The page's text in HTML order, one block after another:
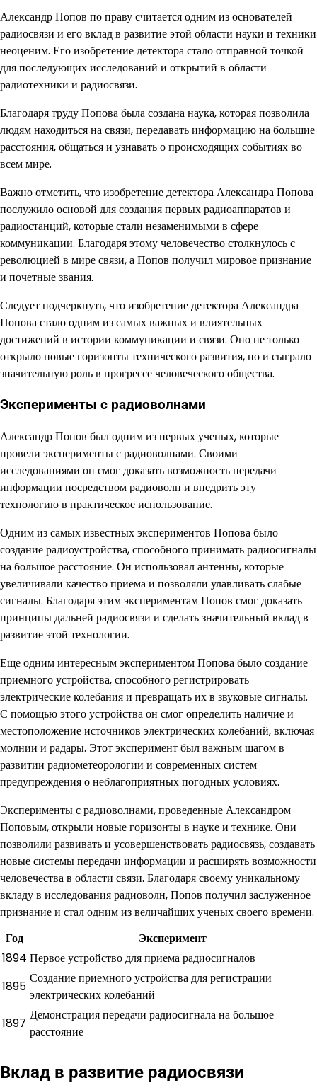
Александр Попов по праву считается одним из основателей
радиосвязи и его вклад в развитие этой области науки и техники
неоценим. Его изобретение детектора стало отправной точкой
для последующих исследований и открытий в области
радиотехники и радиосвязи.
Благодаря труду Попова была создана наука, которая позволила
людям находиться на связи, передавать информацию на большие
расстояния, общаться и узнавать о происходящих событиях во
всем мире.
Важно отметить, что изобретение детектора Александра Попова
послужило основой для создания первых радиоаппаратов и
радиостанций, которые стали незаменимыми в сфере
коммуникации. Благодаря этому человечество столкнулось с
революцией в мире связи, а Попов получил мировое признание
и почетные звания.
Следует подчеркнуть, что изобретение детектора Александра
Попова стало одним из самых важных и влиятельных
достижений в истории коммуникации и связи. Оно не только
открыло новые горизонты технического развития, но и сыграло
значительную роль в прогрессе человеческого общества.
Эксперименты с радиоволнами
Александр Попов был одним из первых ученых, которые
провели эксперименты с радиоволнами. Своими
исследованиями он смог доказать возможность передачи
информации посредством радиоволн и внедрить эту
технологию в практическое использование.
Одним из самых известных экспериментов Попова было
создание радиоустройства, способного принимать радиосигналы
на большое расстояние. Он использовал антенны, которые
увеличивали качество приема и позволяли улавливать слабые
сигналы. Благодаря этим экспериментам Попов смог доказать
принципы дальней радиосвязи и сделать значительный вклад в
развитие этой технологии.
Еще одним интересным экспериментом Попова было создание
приемного устройства, способного регистрировать
электрические колебания и превращать их в звуковые сигналы.
С помощью этого устройства он смог определить наличие и
местоположение источников электрических колебаний, включая
молнии и радары. Этот эксперимент был важным шагом в
развитии радиометеорологии и современных систем
предупреждения о неблагоприятных погодных условиях.
Эксперименты с радиоволнами, проведенные Александром
Поповым, открыли новые горизонты в науке и технике. Они
позволили развивать и усовершенствовать радиосвязь, создавать
новые системы передачи информации и расширять возможности
человечества в области связи. Благодаря своему уникальному
вкладу в исследования радиоволн, Попов получил заслуженное
признание и стал одним из величайших ученых своего времени.
Год
Эксперимент
1894 Первое устройство для приема радиосигналов
1895
Создание приемного устройства для регистрации
электрических колебаний
1897
Демонстрация передачи радиосигнала на большое
расстояние
Вклад в развитие радиосвязи